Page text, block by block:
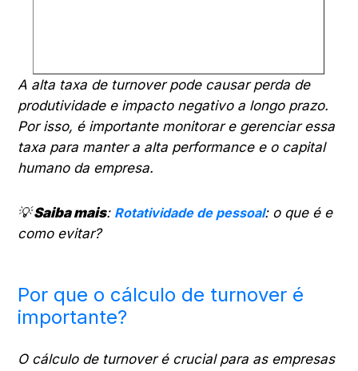
A alta taxa de turnover pode causar perda de
produtividade e impacto negativo a longo prazo.
Por isso, é importante monitorar e gerenciar essa
taxa para manter a alta performance e o capital
humano da empresa.
💡Saiba mais: Rotatividade de pessoal: o que é e
como evitar?
Por que o cálculo de turnover é
importante?
O cálculo de turnover é crucial para as empresas